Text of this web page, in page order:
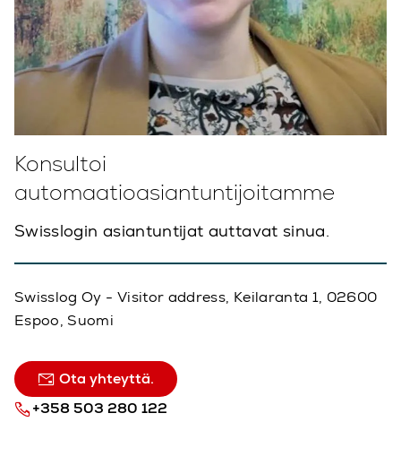
Konsultoi
automaatioasiantuntijoitamme
Swisslogin asiantuntijat auttavat sinua.
Swisslog Oy - Visitor address, Keilaranta 1, 02600
Espoo, Suomi
Ota yhteyttä.
+358 503 280 122